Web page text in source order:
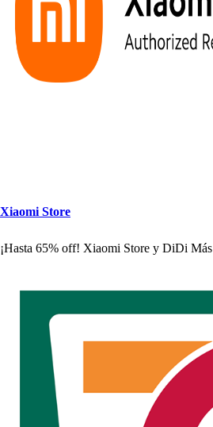
Xiaomi Store
¡Hasta 65% off! Xiaomi Store y DiDi Más